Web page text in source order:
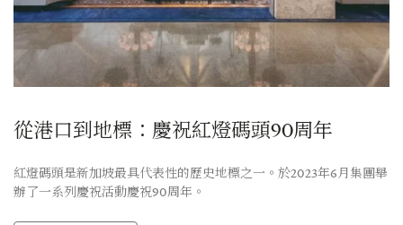
從港口到地標：慶祝紅燈碼頭90周年
紅燈碼頭是新加坡最具代表性的歷史地標之一。於2023年6月集團舉
辦了一系列慶祝活動慶祝90周年。